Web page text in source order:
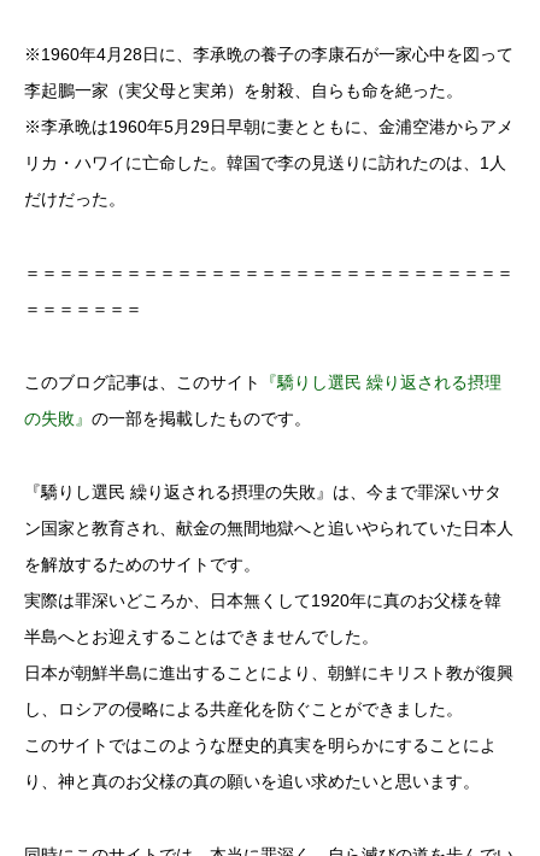
※1960年4月28日に、李承晩の養子の李康石が一家心中を図って
李起鵬一家（実父母と実弟）を射殺、自らも命を絶った。
※李承晩は1960年5月29日早朝に妻とともに、金浦空港からアメ
リカ・ハワイに亡命した。韓国で李の見送りに訪れたのは、1人
だけだった。
＝＝＝＝＝＝＝＝＝＝＝＝＝＝＝＝＝＝＝＝＝＝＝＝＝＝＝＝＝
＝＝＝＝＝＝＝
このブログ記事は、このサイト
『驕りし選民 繰り返される摂理
の失敗』 の一部を掲載したものです。
『驕りし選民 繰り返される摂理の失敗』は、今まで罪深いサタ
ン国家と教育され、献金の無間地獄へと追いやられていた日本人
を解放するためのサイトです。
実際は罪深いどころか、日本無くして1920年に真のお父様を韓
半島へとお迎えすることはできませんでした。
日本が朝鮮半島に進出することにより、朝鮮にキリスト教が復興
し、ロシアの侵略による共産化を防ぐことができました。
このサイトではこのような歴史的真実を明らかにすることによ
り、神と真のお父様の真の願いを追い求めたいと思います。